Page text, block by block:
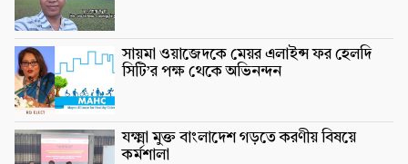
সায়মা ওয়াজেদকে মেয়র এলাইন্স ফর হেলদি
সিটি’র পক্ষ থেকে অভিনন্দন
যক্ষ্মা মুক্ত বাংলাদেশ গড়তে করণীয় বিষয়ে
কর্মশালা